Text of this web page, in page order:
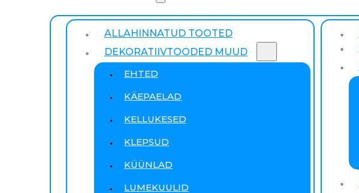
ALLAHINNATUD TOOTED
DEKORATIIVTOODED MUUD
EHTED
KÄEPAELAD
KELLUKESED
KLEPSUD
KÜÜNLAD
LUMEKUULID